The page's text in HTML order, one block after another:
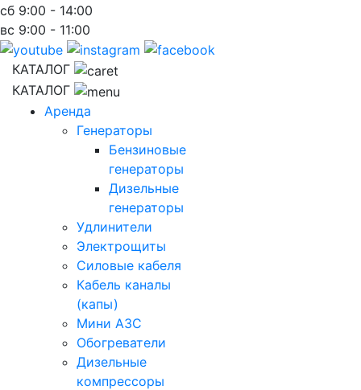
сб 9:00 - 14:00
вс 9:00 - 11:00
КАТАЛОГ
КАТАЛОГ
Аренда
Генераторы
Бензиновые
генераторы
Дизельные
генераторы
Удлинители
Электрощиты
Силовые кабеля
Кабель каналы
(капы)
Мини АЗС
Обогреватели
Дизельные
компрессоры